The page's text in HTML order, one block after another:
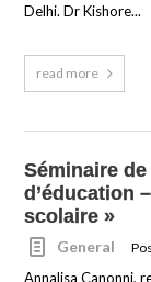
Delhi. Dr Kishore...
read more
Séminaire
d’éducation
scolaire »
General
Annalisa Canonni,